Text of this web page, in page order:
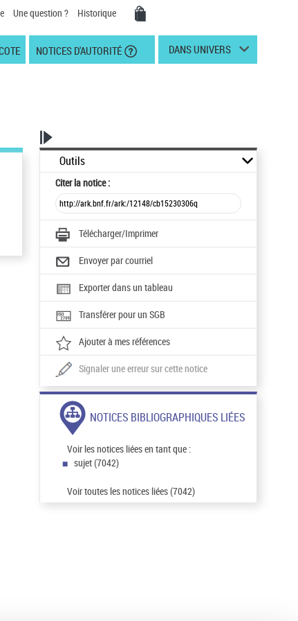
Une question ? Historique
NOTICES D'AUTORITÉ DANS UNIVERS
Outils
Citerla notice :
Télécharger/Imprimer
Envoyer par courriel
Exporter dans un tableau
Transférer pour un SGB
Ajouter à mes références
Signaler une erreur sur cette notice
NOTICES BIBLIOGRAPHIQUES LIÉES
Voir les notices liées en tant que :
sujet (7042)
Voir toutes les notices liées (7042)